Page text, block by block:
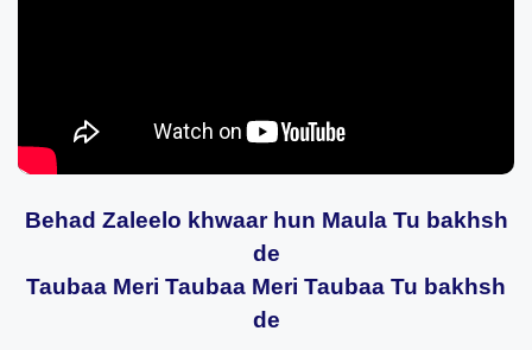
Behad Zaleelo khwaar hun Maula Tu bakhsh
de
Taubaa Meri Taubaa Meri Taubaa Tu bakhsh
de